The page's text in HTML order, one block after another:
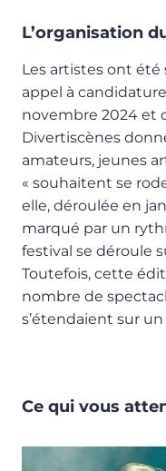
L’organisation
Les artistes ont été
appel à
novembre 2024 et
Divertiscènes
amateurs, jeunes
« souhaitent se
elle, déroulée en
marqué par un
festival se déroule
Toutefois, cette
nombre de
s’étendaient sur un
Ce qui vous